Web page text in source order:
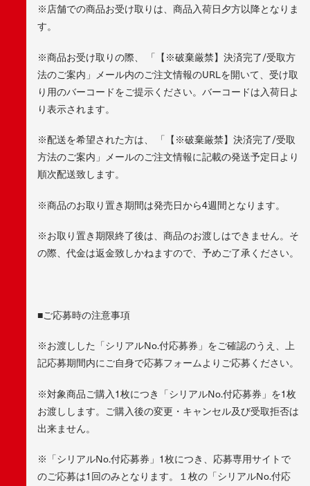
※店舗での商品お受け取りは、商品入荷日夕方以降となりま
す。
※商品お受け取りの際、 「【※破棄厳禁】決済完了/受取方
法のご案内」メール内のご注文情報のURLを開いて、受け取
り用のバーコードをご提示ください。バーコードは入荷日よ
り表示されます。
※配送を希望された方は、 「【※破棄厳禁】決済完了/受取
方法のご案内」メールのご注文情報に記載の発送予定日より
順次配送致します。
※商品のお取り置き期間は発売日から4週間となります。
※お取り置き期限終了後は、商品のお渡しはできません。そ
の際、代金は返金致しかねますので、予めご了承ください。
■ご応募時の注意事項
※お渡しした「シリアルNo.付応募券」をご確認のうえ、上
記応募期間内にご自身で応募フォームよりご応募ください。
※対象商品ご購入1枚につき「シリアルNo.付応募券」を1枚
お渡しします。ご購入後の変更・キャンセル及び受取拒否は
出来ません。
※「シリアルNo.付応募券」1枚につき、応募専用サイトで
のご応募は1回のみとなります。１枚の「シリアルNo.付応